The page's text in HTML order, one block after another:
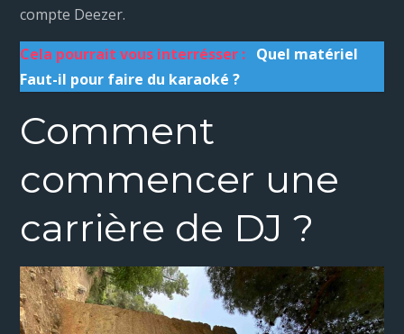
compte Deezer.
Cela pourrait vous interrésser : Quel matériel
Faut-il pour faire du karaoké ?
Comment
commencer une
carrière de DJ ?